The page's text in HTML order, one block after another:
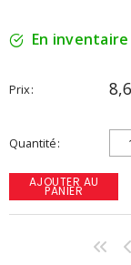
En inventaire
Prix
Quantité
AJOUTER AU
PANIER